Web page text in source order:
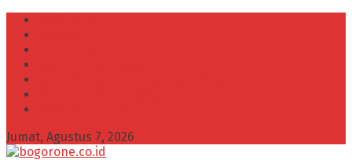
Jumat, Agustus 7, 2026